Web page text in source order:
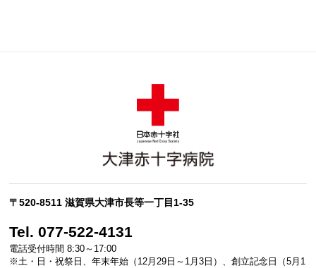
〒520-8511 滋賀県大津市長等一丁目1-35
Tel. 077-522-4131
電話受付時間 8:30～17:00
※土・日・祝祭日、年末年始（12月29日～1月3日）、創立記念日（5月1